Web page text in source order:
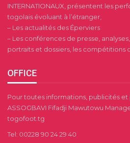
INTERNATIONAUX, présentent les
togolais évoluant à l’étranger,
– Les actualités des Éperviers
– Les conférences de presse,
portraits et dossiers, les compétitions
OFFICE
Pour toutes informations, publicités
ASSOGBAVI Fifadji Mawutowu
togofoot.tg
Tel: 00228 90 24 29 40